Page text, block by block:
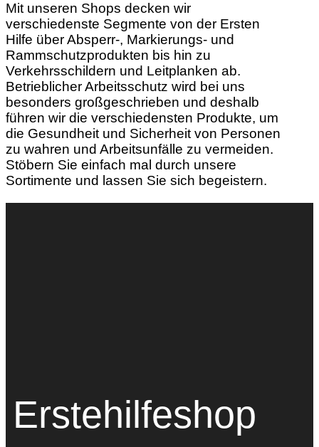
Mit unseren Shops decken wir
verschiedenste Segmente von der Ersten
Hilfe über Absperr-, Markierungs- und
Rammschutzprodukten bis hin zu
Verkehrsschildern und Leitplanken ab.
Betrieblicher Arbeitsschutz wird bei uns
besonders großgeschrieben und deshalb
führen wir die verschiedensten Produkte, um
die Gesundheit und Sicherheit von Personen
zu wahren und Arbeitsunfälle zu vermeiden.
Stöbern Sie einfach mal durch unsere
Sortimente und lassen Sie sich begeistern.
Erstehilfeshop